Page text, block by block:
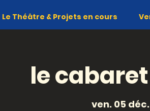
Le Théâtre & Projets en cours
le
ven. 05 déc.